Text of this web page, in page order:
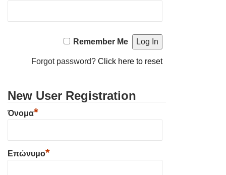
Remember Me
Forgot password?Click here to reset
New User Registration
Όνομα*
Επώνυμο*